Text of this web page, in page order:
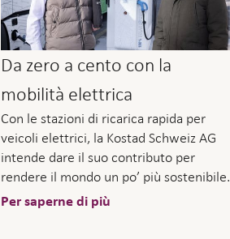
Da zero a cento con la
mobilità elettrica
Con le stazioni di ricarica rapida per
veicoli elettrici, la Kostad Schweiz AG
intende dare il suo contributo per
rendere il mondo un po’ più sostenibile.
Per saperne di più